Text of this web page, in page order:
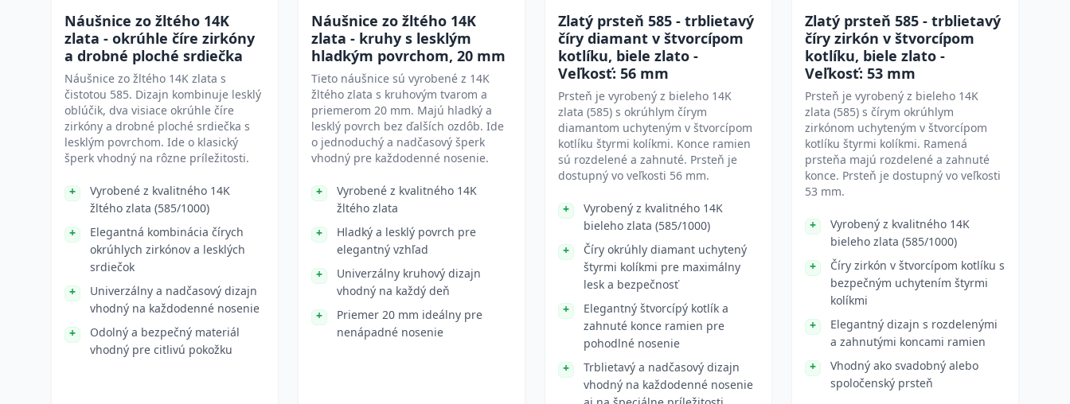
Náušnice zo žltého 14K
zlata - okrúhle číre zirkóny
a drobné ploché srdiečka
Náušnice zo žltého 14K zlata s
čistotou 585. Dizajn kombinuje lesklý
oblúčik, dva visiace okrúhle číre
zirkóny a drobné ploché srdiečka s
lesklým povrchom. Ide o klasický
šperk vhodný na rôzne príležitosti.
Vyrobené z kvalitného 14K
žltého zlata (585/1000)
Elegantná kombinácia čírych
okrúhlych zirkónov a lesklých
srdiečok
Univerzálny a nadčasový dizajn
vhodný na každodenné nosenie
Odolný a bezpečný materiál
vhodný pre citlivú pokožku
Náušnice zo žltého 14K
zlata - kruhy s lesklým
hladkým povrchom, 20 mm
Tieto náušnice sú vyrobené z 14K
žltého zlata s kruhovým tvarom a
priemerom 20 mm. Majú hladký a
lesklý povrch bez ďalších ozdôb. Ide
o jednoduchý a nadčasový šperk
vhodný pre každodenné nosenie.
Vyrobené z kvalitného 14K
žltého zlata
Hladký a lesklý povrch pre
elegantný vzhľad
Univerzálny kruhový dizajn
vhodný na každý deň
Priemer 20 mm ideálny pre
nenápadné nosenie
Zlatý prsteň 585 - trblietavý
číry diamant v štvorcípom
kotlíku, biele zlato -
Veľkosť: 56 mm
Prsteň je vyrobený z bieleho 14K
zlata (585) s okrúhlym čírym
diamantom uchyteným v štvorcípom
kotlíku štyrmi kolíkmi. Konce ramien
sú rozdelené a zahnuté. Prsteň je
dostupný vo veľkosti 56 mm.
Vyrobený z kvalitného 14K
bieleho zlata (585/1000)
Číry okrúhly diamant uchytený
štyrmi kolíkmi pre maximálny
lesk a bezpečnosť
Elegantný štvorcípý kotlík a
zahnuté konce ramien pre
pohodlné nosenie
Trblietavý a nadčasový dizajn
vhodný na každodenné nosenie
Zlatý prsteň 585 - trblietavý
číry zirkón v štvorcípom
kotlíku, biele zlato -
Veľkosť: 53 mm
Prsteň je vyrobený z bieleho 14K
zlata (585) s čírym okrúhlym
zirkónom uchyteným v štvorcípom
kotlíku štyrmi kolíkmi. Ramená
prsteňa majú rozdelené a zahnuté
konce. Prsteň je dostupný vo veľkosti
53 mm.
Vyrobený z kvalitného 14K
bieleho zlata (585/1000)
Číry zirkón v štvorcípom kotlíku s
bezpečným uchytením štyrmi
kolíkmi
Elegantný dizajn s rozdelenými
a zahnutými koncami ramien
Vhodný ako svadobný alebo
spoločenský prsteň